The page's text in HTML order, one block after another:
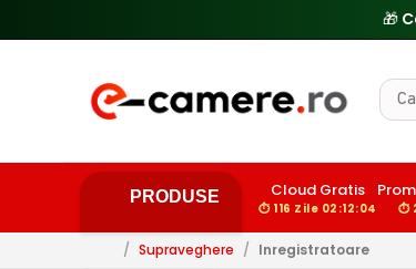
🎁
PRODUSE Cloud Gratis
⏱ 116 Zile 02:12:03 ⏱
/ Supraveghere / Inregistratoare